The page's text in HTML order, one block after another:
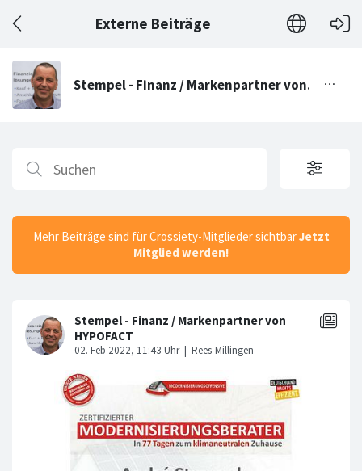
Externe Beiträge
Mehr Beiträge sind für Crossiety-Mitglieder sichtbarJetzt
Mitglied werden!